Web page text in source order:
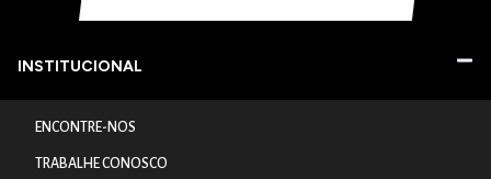
INSTITUCIONAL
ENCONTRE-NOS
TRABALHE CONOSCO